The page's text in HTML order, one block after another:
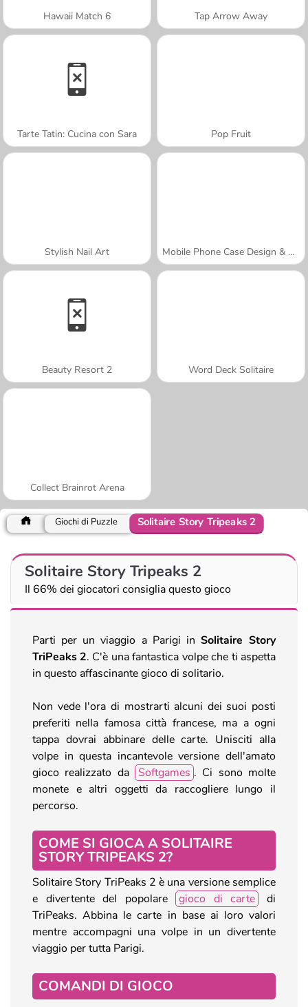
Hawaii Match 6 Tap Arrow Away
Tarte Tatin: Cucina con Sara Pop Fruit
Stylish Nail Art Mobile Phone Case Design & DIY
Beauty Resort 2 Word Deck Solitaire
Collect Brainrot Arena
Giochi di Puzzle Solitaire Story Tripeaks 2
Solitaire Story Tripeaks 2
Il 66% dei giocatori consiglia questo gioco
Parti per un viaggio a Parigi in Solitaire Story
TriPeaks 2. C'è una fantastica volpe che ti aspetta
in questo affascinante gioco di solitario.
Non vede l'ora di mostrarti alcuni dei suoi posti
preferiti nella famosa città francese, ma a ogni
tappa dovrai abbinare delle carte. Unisciti alla
volpe in questa incantevole versione dell'amato
gioco realizzato da Softgames . Ci sono molte
monete e altri oggetti da raccogliere lungo il
percorso.
COME SI GIOCA A SOLITAIRE
STORY TRIPEAKS 2?
Solitaire Story TriPeaks 2 è una versione semplice
e divertente del popolare
gioco di carte
di
TriPeaks. Abbina le carte in base ai loro valori
mentre accompagni una volpe in un divertente
viaggio per tutta Parigi.
COMANDI DI GIOCO